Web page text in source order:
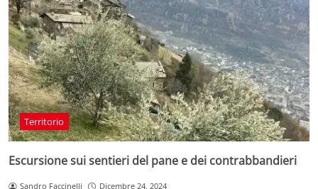
Territorio
Escursione sui sentieri del pane e dei contrabbandieri
Sandro Faccinelli Dicembre 24, 2024